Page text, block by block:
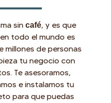
sin café, y es que
todo el mundo es
millones de personas
tu negocio con
Te asesoramos,
e instalamos tu
para que puedas